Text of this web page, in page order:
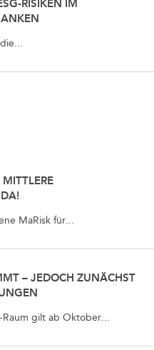
RISIKEN IM
MaRisk für...
– JEDOCH ZUNÄCHST
Raum gilt ab Oktober...